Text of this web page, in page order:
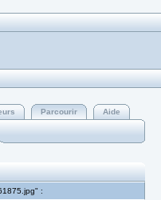
Parcourir
Aide
: